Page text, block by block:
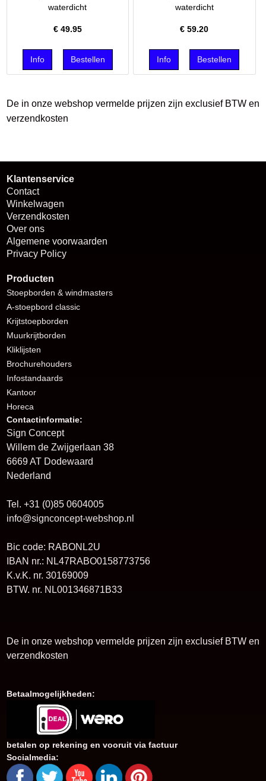
waterdicht
€ 49.95
waterdicht
€59.20
De in onze webshop vermelde prijzen zijn exclusief BTW en
verzendkosten
Klantenservice
Contact
Winkelwagen
Verzendkosten
Over ons
Algemene voorwaarden
Privacy Policy
Producten
Stoepborden & windmasters
A-stoepbord classic
Krijtstoepborden
Muurkrijtborden
Kliklijsten
Brochurehouders
Infostandaards
Kantoor
Horeca
Contactinformatie:
Sign Concept
Willem de Zwijgerlaan 38
6669 AT Dodewaard
Nederland
Tel. +31 (0)85 0604005
info@signconcept-webshop.nl
Bic code: RABONL2U
IBAN nr.: NL47RABO0158773756
K.v.K. nr. 30169009
BTW. nr. NL001346871B33
De in onze webshop vermelde prijzen zijn exclusief BTW en
verzendkosten
Betaalmogelijkheden:
betalen op rekening en vooruit via factuur
Socialmedia: